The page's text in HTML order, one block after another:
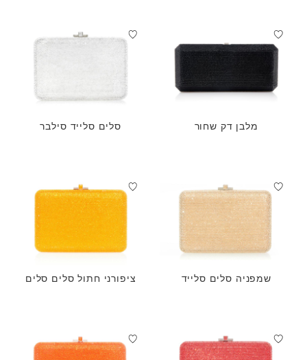
מלבן דק שחור סלים סלייד סילבר
שמפניה סלים סלייד ציפורני חתול סלים סלים